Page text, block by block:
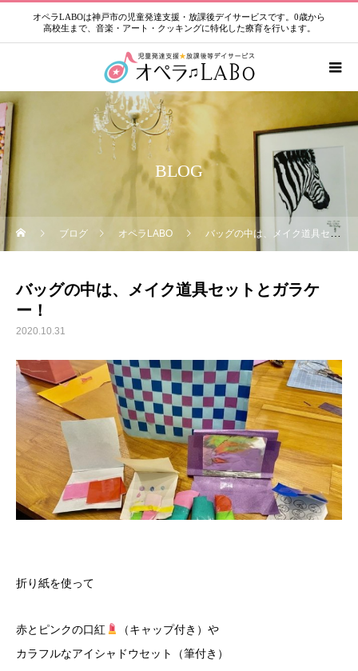
オペラLABOは神戸市の児童発達支援・放課後デイサービスです。0歳から
高校生まで、音楽・アート・クッキングに特化した療育を行います。
BLOG
ブログ オペラLABO バッグの中は、メイク道具セットとガラケー！
バッグの中は、メイク道具セットとガラケ
ー！
2020.10.31
折り紙を使って
赤とピンクの口紅
（キャップ付き）や
カラフルなアイシャドウセット（筆付き）